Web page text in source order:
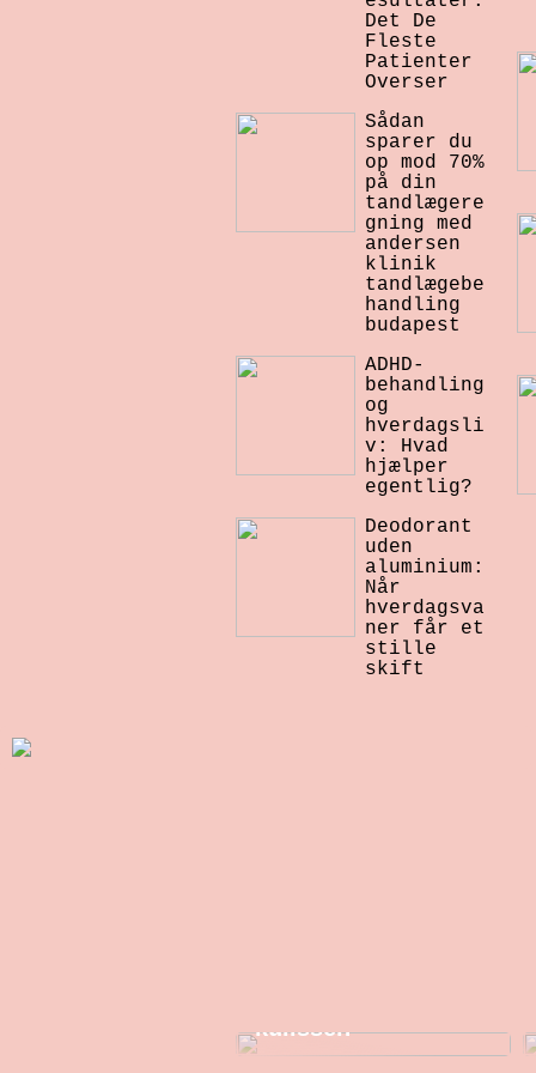
Det De
Fleste
Patienter
Overser
Sådan
sparer du
op mod 70%
på din
tandlægere
gning med
andersen
klinik
tandlægebe
handling
budapest
ADHD-
behandling
og
hverdagsli
v: Hvad
hjælper
egentlig?
Deodorant
uden
aluminium:
Når
hverdagsva
ner får et
stille
skift
kulissen